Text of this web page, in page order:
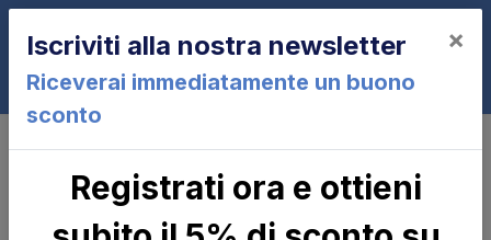
0
centralina Zepro
Serbatoio olio 24x20x17 cm
Iscriviti alla nostra newsletter
Riceverai immediatamente un buono
sconto
×
Registrati ora e ottieni